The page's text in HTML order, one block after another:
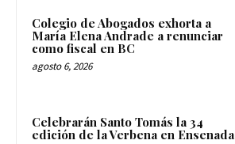
Colegio de Abogados exhorta a
María Elena Andrade a renunciar
como fiscal en BC
agosto 6, 2026
Celebrarán Santo Tomás la 34
edición de la Verbena en Ensenada